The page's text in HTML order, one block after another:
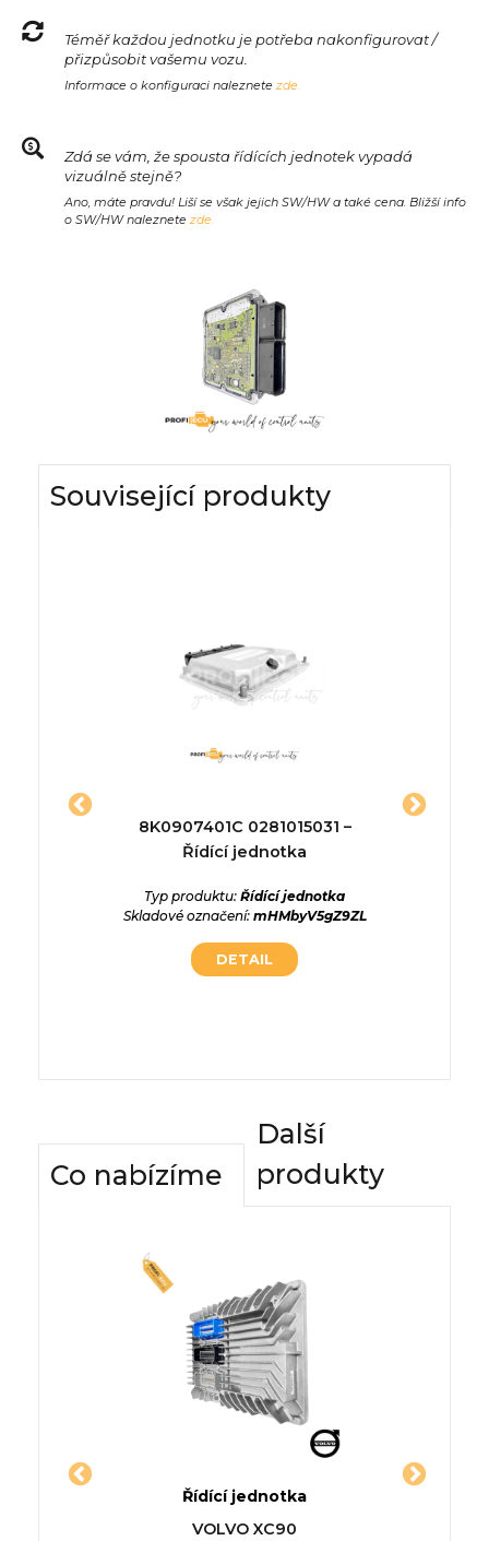
Téměř každou jednotku je potřeba nakonfigurovat /
přizpůsobit vašemu vozu.
Informace o konfiguraci naleznete zde.
Zdá se vám, že spousta řídících jednotek vypadá
vizuálně stejně?
Ano, máte pravdu! Liší se však jejich SW/HW a také cena. Bližší info
o SW/HW naleznete zde.
Související produkty
8K0907401C 0281015031 –
Řídící jednotka
Typ produktu: Řídící jednotka
Skladové označení: mHMbyV5gZ9ZL
DETAIL
Co nabízíme
Další
produkty
Řídící jednotka
VOLVO XC90
Jednotka RENAULT GRAND
SCÉNIC III (JZ0/1_)